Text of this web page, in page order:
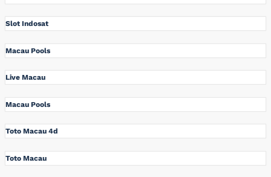
Slot Indosat
Macau Pools
Live Macau
Macau Pools
Toto Macau 4d
Toto Macau